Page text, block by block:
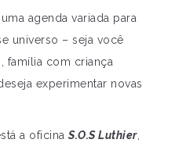
agenda variada para
universo – seja você
família com criança
experimentar novas
a oficina S.O.S Luthier,